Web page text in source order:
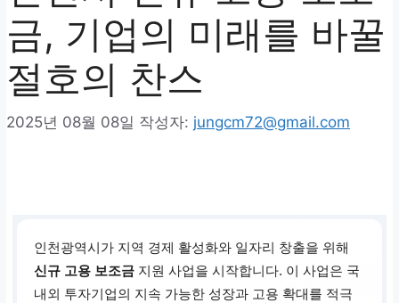
금, 기업의 미래를 바꿀
절호의 찬스
2025년 08월 08일 작성자: jungcm72@gmail.com
인천광역시가 지역 경제 활성화와 일자리 창출을 위해
신규 고용 보조금 지원 사업을 시작합니다. 이 사업은 국
내외 투자기업의 지속 가능한 성장과 고용 확대를 적극